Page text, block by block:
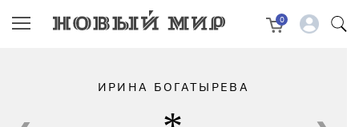
0
ИРИНА БОГАТЫРЕВА